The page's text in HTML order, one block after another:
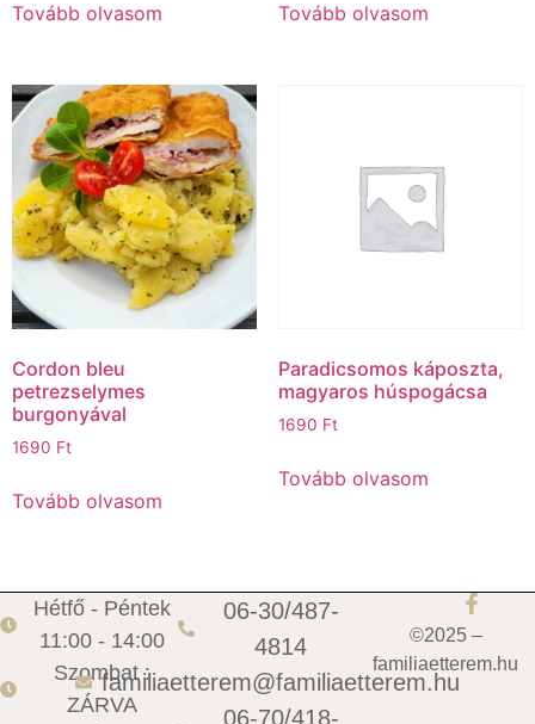
Tovább olvasom Tovább olvasom
Cordon bleu
petrezselymes
burgonyával
1690 Ft
Tovább olvasom
Paradicsomos káposzta,
magyaros húspogácsa
1690 Ft
Tovább olvasom
Hétfő - Péntek
11:00 - 14:00
Szombat :
ZÁRVA
06-30/487-
4814
familiaetterem@familiaetterem.hu
06-70/418-
©2025 –
familiaetterem.hu